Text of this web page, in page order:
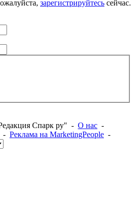
зарегистрируйтесь сейчас.
Спарк ру" - О нас -
- Реклама на MarketingPeople -